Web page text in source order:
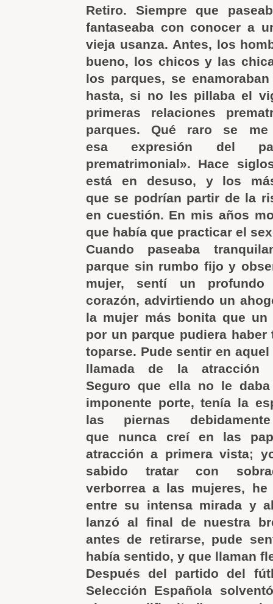
Retiro. Siempre que
fantaseaba con conocer a
vieja usanza. Antes, los
bueno, los chicos y las
los parques, se
hasta, si no les pillaba el
primeras relaciones
parques. Qué raro se
esa expresión del
prematrimonial». Hace
está en desuso, y los
que se podrían partir de la
en cuestión. En mis años
que había que practicar el
Cuando paseaba
parque sin rumbo fijo y
mujer, sentí un
corazón, advirtiendo un
la mujer más bonita que un
por un parque pudiera
toparse. Pude sentir en
llamada de la atracción
Seguro que ella no le
imponente porte, tenía la
las piernas
que nunca creí en las
atracción a primera vista;
sabido tratar con
verborrea a las mujeres,
entre su intensa mirada y
lanzó al final de nuestra
antes de retirarse, pude
había sentido, y que llaman
Después del partido del
Selección Española